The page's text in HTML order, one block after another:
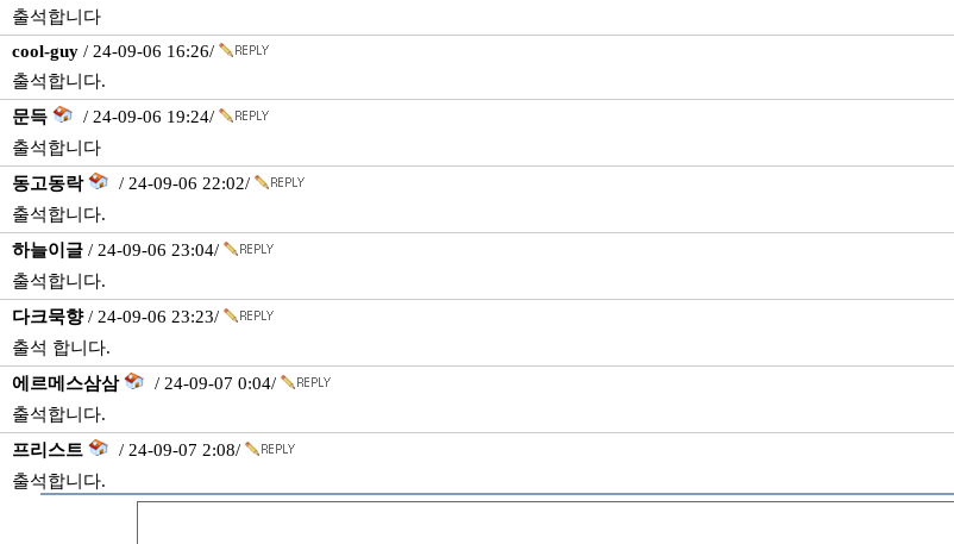
출석합니다
cool-guy / 24-09-06 16:26/
출석합니다.
문득
/ 24-09-06 19:24/
출석합니다
동고동락
/ 24-09-06 22:02/
출석합니다.
하늘이글 / 24-09-06 23:04/
출석합니다.
다크묵향/ 24-09-06 23:23/
출석 합니다.
에르메스삼삼
/ 24-09-07 0:04/
출석합니다.
프리스트
/ 24-09-07 2:08/
출석합니다.